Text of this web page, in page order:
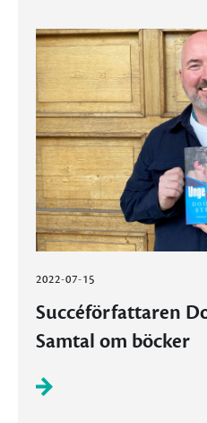
2022-07-15
Succéförfattaren
Samtal om böcker